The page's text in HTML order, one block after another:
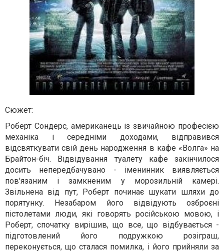
Сюжет:
Роберт Сондерс, американець із звичайною професією
механіка і середніми доходами, відправився
відсвяткувати свій день народження в кафе «Волга» на
Брайтон-біч. Відвідування туалету кафе закінчилося
досить непередбачувано - іменинник виявляється
пов'язаним і замкненим у морозильній камері.
Звільнена від пут, Роберт починає шукати шляхи до
порятунку. Незабаром його відвідують озброєні
пістолетами люди, які говорять російською мовою, і
Роберт, спочатку вирішив, що все, що відбувається -
підготовлений його подружкою розіграш,
переконується, що сталася помилка, і його прийняли за